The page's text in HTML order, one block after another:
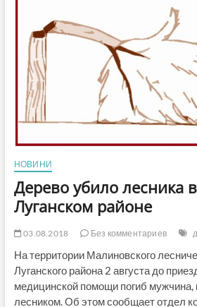
НОВИНИ
Дерево убило лесника
Луганском районе
03.08.2018 Без комментариев
На территории Малиновского
Луганского района 2 августа до
медицинской помощи погиб мужчина,
лесником. Об этом сообщает отдел